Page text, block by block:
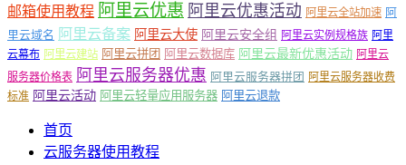
邮箱使用教程 阿里云优惠 阿里云优惠活动 阿里云全站加速 阿
里云域名 阿里云备案 阿里云大使 阿里云安全组 阿里云实例规格族 阿里
云幕布 阿里云建站 阿里云拼团 阿里云数据库 阿里云最新优惠活动 阿里云
服务器价格表 阿里云服务器优惠 阿里云服务器拼团 阿里云服务器收费
标准 阿里云活动 阿里云轻量应用服务器 阿里云退款
首页
云服务器使用教程